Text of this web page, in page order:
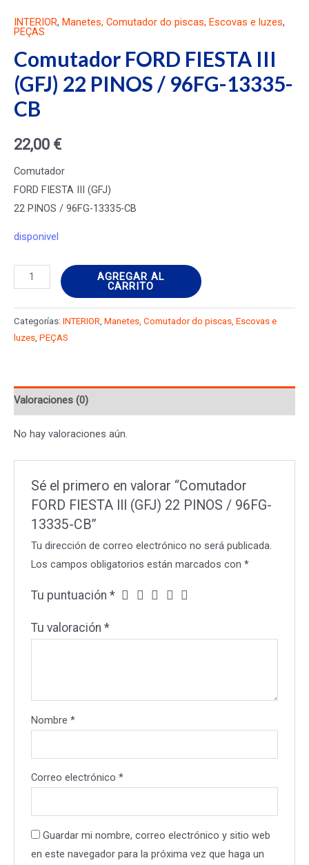
INTERIOR, Manetes, Comutador do piscas, Escovas e luzes,
PEÇAS
Comutador FORD FIESTA III
(GFJ) 22 PINOS / 96FG-13335-
CB
22,00 €
Comutador
FORD FIESTA III (GFJ)
22 PINOS / 96FG-13335-CB
disponivel
Comutador
FORD
FIESTA
PINOS
/
13335-
CB
cantidad
AGREGAR AL
CARRITO
Categorías: INTERIOR Manetes, Comutador do piscas, Escovas e
luzes PEÇAS
Valoraciones (0)
No hay valoraciones aún.
Sé el primero en valorar “Comutador
FORD FIESTA III (GFJ) 22 PINOS / 96FG-
13335-CB”
Tu dirección de correo electrónico no será publicada.
Los campos obligatorios están marcados con*
Tu puntuación*
Tu valoración*
Nombre*
Correo electrónico*
Guardar mi nombre, correo electrónico y sitio web
en este navegador para la próxima vez que haga un